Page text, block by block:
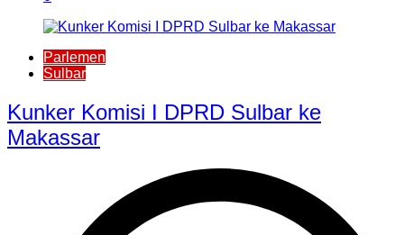
Parlemen
Sulbar
Kunker Komisi I DPRD Sulbar ke
Makassar